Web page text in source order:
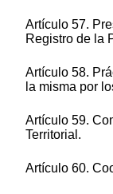
Artículo 57.
Registro de la
Artículo 58.
la misma por
Artículo 59.
Territorial.
Artículo 60.